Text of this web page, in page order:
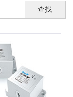
查找